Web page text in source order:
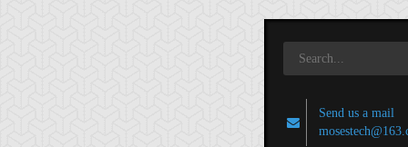
Send us a mail